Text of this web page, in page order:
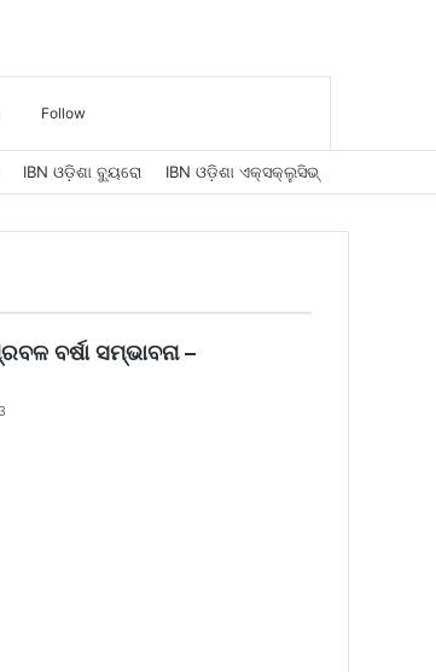
for
In
Follow
IBN ଓଡ଼ିଶା ବ୍ୟୁରୋ IBN ଓଡ଼ିଶା ଏକ୍ସକ୍ଲୁସିଭ୍
ବର୍ଷା ସମ୍ଭାବନା –